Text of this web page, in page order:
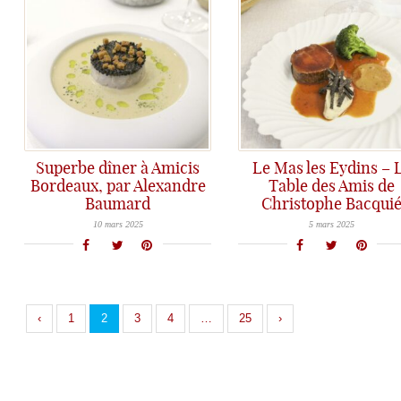
Superbe dîner à Amicis
Bordeaux, par Alexandre
Baumard
Nouveau dîner à Amicis, l'incontournable lieu chic et chaleureux du Chef Alexandre Baumard. Il séduit tous les amateurs de belle gastronomie avec une cuisine créative, précise et des tarifs hyper corrects!
10 mars 2025
Le Mas les Eydins –
Table des Amis de
Christophe Bacquié
Le Mas les Eydins, un écrin culinaire de haut vol au cœur du Luberon, avec la précision remarquable de Christophe Bacquié... un sublime moment hors du temps!
5 mars 2025
‹ 1 2 3 4 … 25 ›